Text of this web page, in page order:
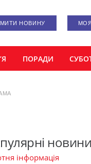
НОВИНУ
ПОРАДИ
новини
інформація